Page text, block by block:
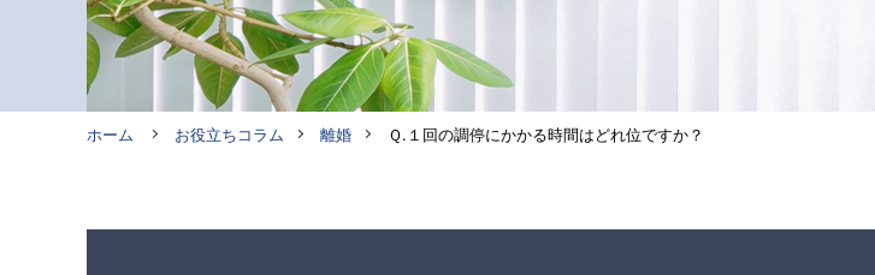
ホーム お役立ちコラム 離婚 Ｑ.１回の調停にかかる時間はどれ位ですか？